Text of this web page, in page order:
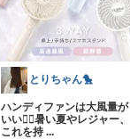
とりちゃん🐤
ハンディファンは大風量が
いい❤️‍🔥暑い夏やレジャー、
これを持 ...